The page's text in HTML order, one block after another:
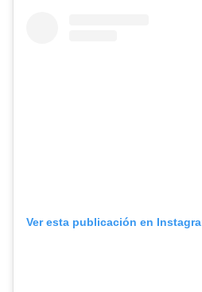
Ver esta publicación en